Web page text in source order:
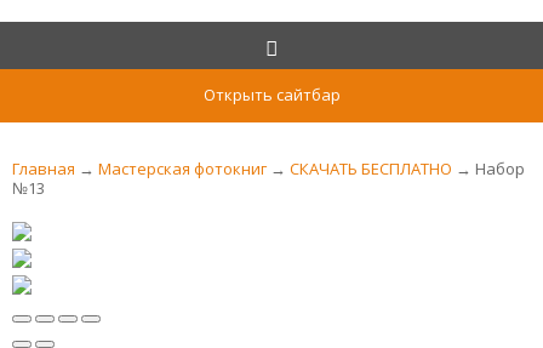
Открыть сайтбар
Главная → Мастерская фотокниг → СКАЧАТЬ БЕСПЛАТНО → Набор
№13